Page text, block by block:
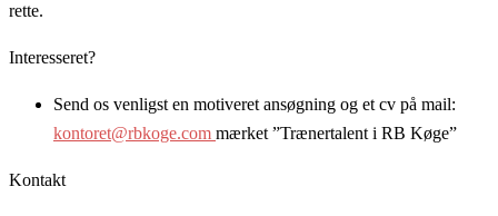
rette.
Interesseret?
Send os venligst en motiveret ansøgning og et cv på mail:
kontoret@rbkoge.com mærket ”Trænertalent i RB Køge”
Kontakt